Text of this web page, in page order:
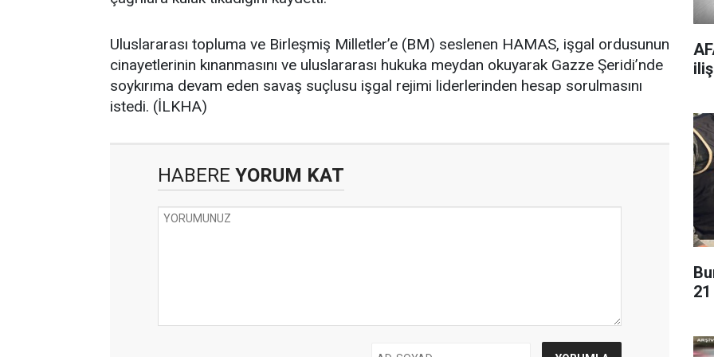
Uluslararası topluma ve Birleşmiş Milletler’e (BM) seslenen HAMAS, işgal ordusunun
cinayetlerinin kınanmasını ve uluslararası hukuka meydan okuyarak Gazze Şeridi’nde
soykırıma devam eden savaş suçlusu işgal rejimi liderlerinden hesap sorulmasını
istedi. (İLKHA)
HABERE YORUM KAT